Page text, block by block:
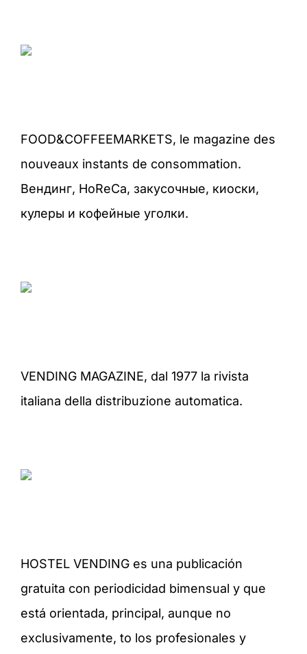
FOOD&COFFEEMARKETS, le magazine des
nouveaux instants de consommation.
Вендинг, HoReCa, закусочные, киоски,
кулеры и кофейные уголки.
VENDING MAGAZINE, dal 1977 la rivista
italiana della distribuzione automatica.
HOSTEL VENDING es una publicación
gratuita con periodicidad bimensual y que
está orientada, principal, aunque no
exclusivamente, to los profesionales y